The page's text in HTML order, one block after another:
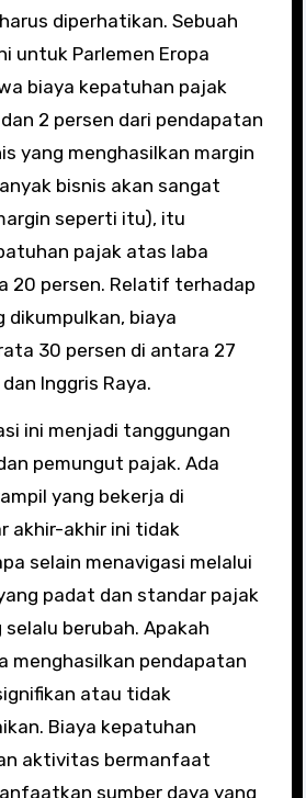
diperhatikan. Sebuah
untuk Parlemen Eropa
biaya kepatuhan pajak
2 persen dari pendapatan
yang menghasilkan margin
bisnis akan sangat
seperti itu), itu
pajak atas laba
20 persen. Relatif terhadap
dikumpulkan, biaya
30 persen di antara 27
Inggris Raya.
ini menjadi tanggungan
pemungut pajak. Ada
yang bekerja di
akhir-akhir ini tidak
selain menavigasi melalui
padat dan standar pajak
berubah. Apakah
menghasilkan pendapatan
atau tidak
Biaya kepatuhan
aktivitas bermanfaat
sumber daya yang